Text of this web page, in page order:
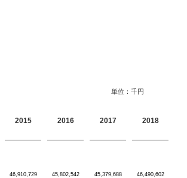
単位：千円
2015 2016 2017 2018
46,910,729 45,802,542 45,379,688 46,490,602